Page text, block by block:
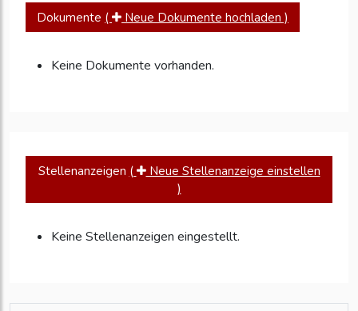
Dokumente ( Neue Dokumente hochladen )
Keine Dokumente vorhanden.
Stellenanzeigen (
Neue Stellenanzeige einstellen
)
Keine Stellenanzeigen eingestellt.